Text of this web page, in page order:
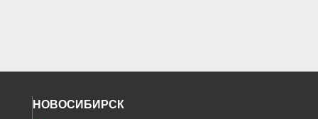
НОВОСИБИРСК